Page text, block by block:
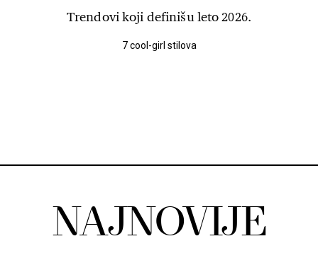
Trendovi koji definišu leto 2026.
7 cool-girl stilova
NAJNOVIJE